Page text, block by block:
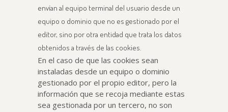
envían al equipo terminal del usuario desde un
equipo o dominio que no es gestionado por el
editor, sino por otra entidad que trata los datos
obtenidos a través de las cookies.
En el caso de que las cookies sean
instaladas desde un equipo o dominio
gestionado por el propio editor, pero la
información que se recoja mediante estas
sea gestionada por un tercero, no son